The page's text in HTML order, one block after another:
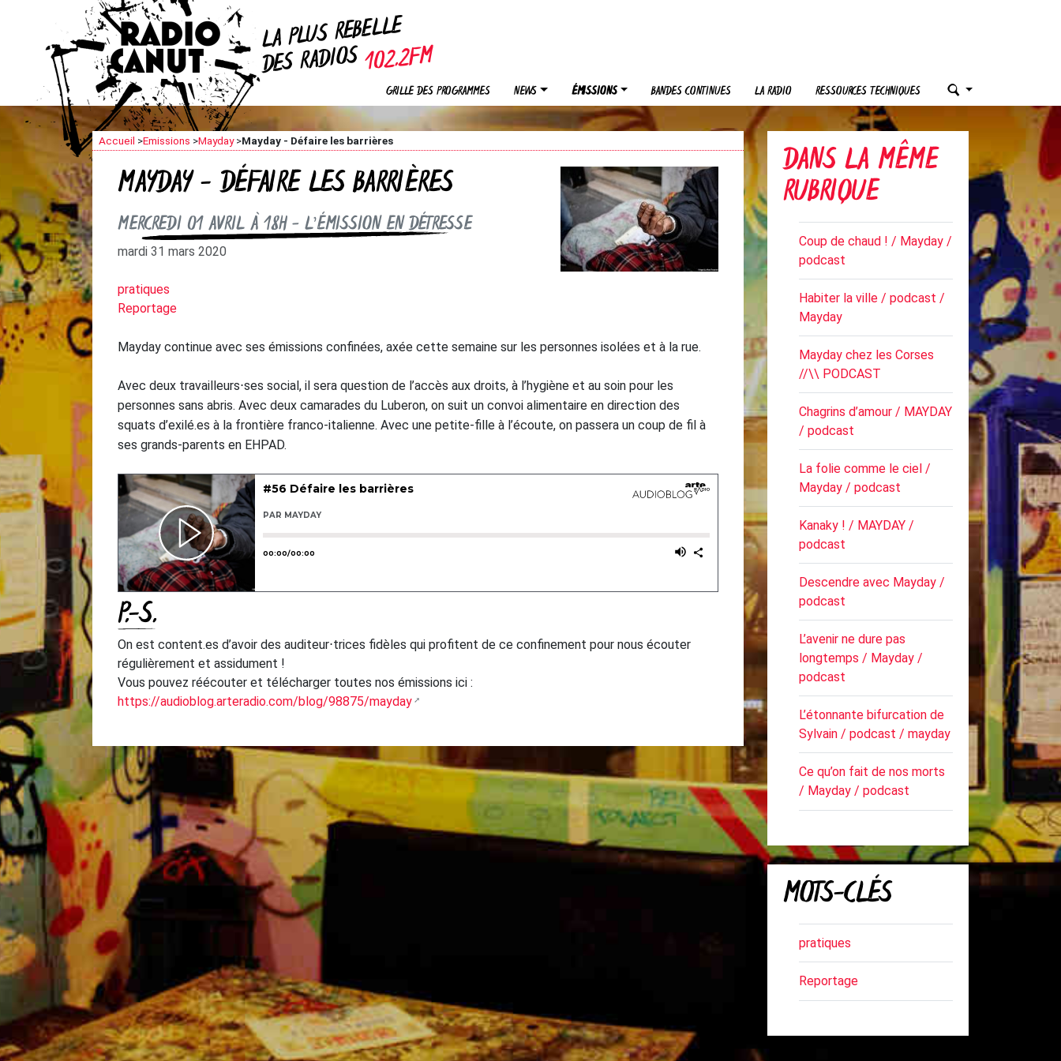
LA PLUSREBELLE
DES RADIOS
GRILLE DES PROGRAMMES NEWS ÉMISSIONS BANDES CONTINUES LA RADIO RESSOURCES TECHNIQUES
Accueil >Emissions >Mayday>Mayday - Défaire les barrières
MAYDAY - DÉFAIRE LES BARRIÈRES
MERCREDI 01 AVRIL À 18H - L’ÉMISSION EN DÉTRESSE
mardi 31 mars 2020
pratiques
Reportage
Mayday continue avec ses émissions confinées, axée cette semaine sur les personnes isolées et à la rue.
Avec deux travailleurs⋅ses social, il sera question de l’accès aux droits, à l’hygiène et au soin pour les
personnes sans abris. Avec deux camarades du Luberon, on suit un convoi alimentaire en direction des
squats d’exilé.es à la frontière franco-italienne. Avec une petite-fille à l’écoute, on passera un coup de fil à
ses grands-parents en EHPAD.
P.-S.
On est content.es d’avoir des auditeur⋅trices fidèles qui profitent de ce confinement pour nous écouter
régulièrement et assidument !
Vous pouvez réécouter et télécharger toutes nos émissions ici :
https://audioblog.arteradio.com/blog/98875/mayday
DANS LA MÊME
RUBRIQUE
Coup de chaud ! / Mayday /
podcast
Habiter la ville / podcast /
Mayday
Mayday chez les Corses
//\\ PODCAST
Chagrins d’amour / MAYDAY
/ podcast
La folie comme le ciel /
Mayday / podcast
Kanaky ! / MAYDAY /
podcast
Descendre avec Mayday /
podcast
L’avenir ne dure pas
longtemps / Mayday /
podcast
L’étonnante bifurcation de
Sylvain / podcast / mayday
Ce qu’on fait de nos morts
/ Mayday / podcast
MOTS-CLÉS
pratiques
Reportage